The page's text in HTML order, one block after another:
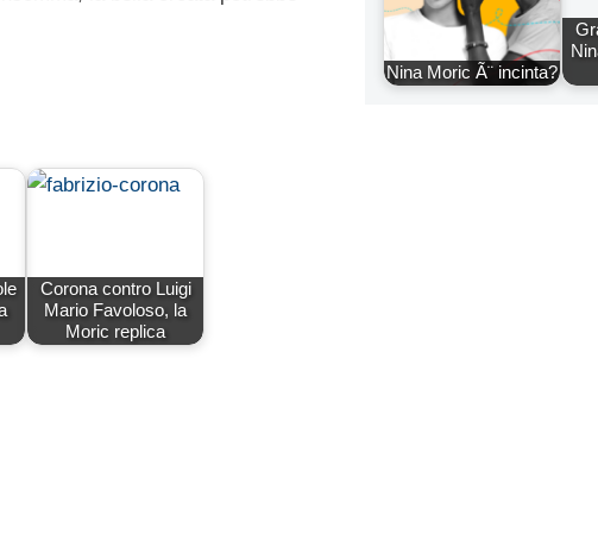
Corona contro Luigi
Mario Favoloso, la
Moric replica
Nina Moric Ã¨ incinta?